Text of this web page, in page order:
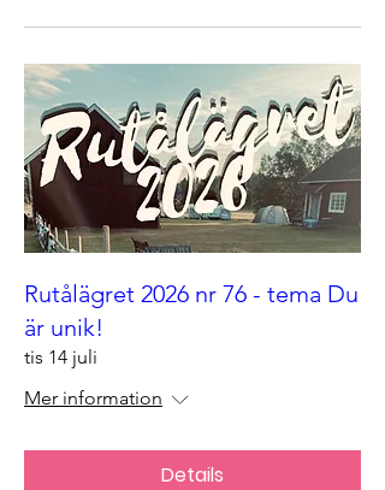
Rutålägret 2026 nr 76 - tema Du
är unik!
tis 14 juli
Mer information
Details